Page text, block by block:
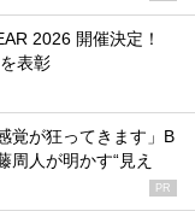
2026 開催決定！
表彰
覚が狂ってきます」B
周人が明かす“見え
PR